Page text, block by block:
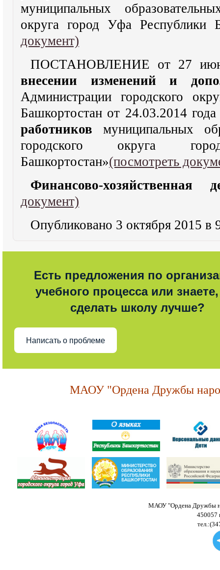
муниципальных
округа город Уфа Республики
документ)
ПОСТАНОВЛЕНИЕ от 27
внесении изменений и
Администрации городского
Башкортостан от 24.03.2014
работников муниципальных
городского округа
Башкортостан»(посмотреть
Финансово-хозяйственная
документ)
Опубликовано 3 октября 2015 в
Есть предложения по
учебного процесса или знаете,
сделать школу лучше?
Написать о проблеме
МАОУ "Ордена Дружбы
МАОУ "Ордена Дружбы
450057